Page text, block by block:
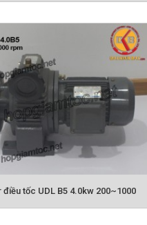
điều tốc UDL B5 4.0kw 200~1000